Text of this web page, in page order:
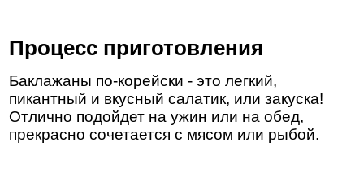
Процесс приготовления
Баклажаны по-корейски - это легкий,
пикантный и вкусный салатик, или закуска!
Отлично подойдет на ужин или на обед,
прекрасно сочетается с мясом или рыбой.